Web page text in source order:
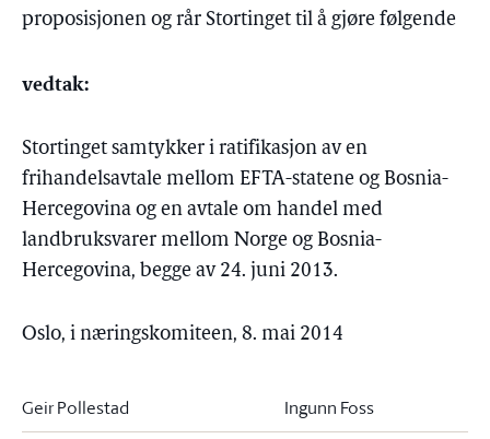
proposisjonen og rår Stortinget til å gjøre følgende
vedtak:
Stortinget samtykker i ratifikasjon av en
frihandelsavtale mellom EFTA-statene og Bosnia-
Hercegovina og en avtale om handel med
landbruksvarer mellom Norge og Bosnia-
Hercegovina, begge av 24. juni 2013.
Oslo, i næringskomiteen, 8. mai 2014
Geir Pollestad Ingunn Foss